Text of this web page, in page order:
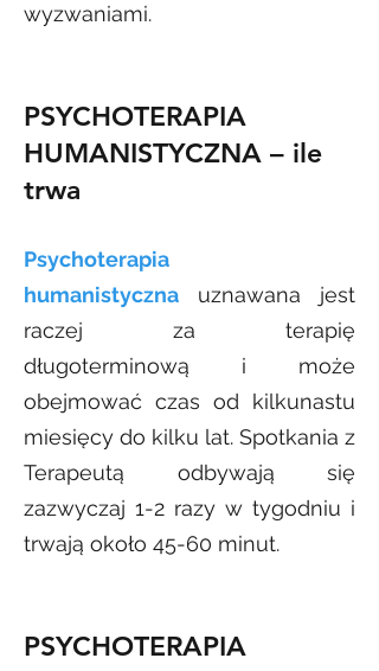
wyzwaniami.
PSYCHOTERAPIA
HUMANISTYCZNA – ile
trwa
Psychoterapia
humanistyczna uznawana jest
raczej za terapię
długoterminową i może
obejmować czas od kilkunastu
miesięcy do kilku lat. Spotkania z
Terapeutą odbywają się
zazwyczaj 1-2 razy w tygodniu i
trwają około 45-60 minut.
PSYCHOTERAPIA